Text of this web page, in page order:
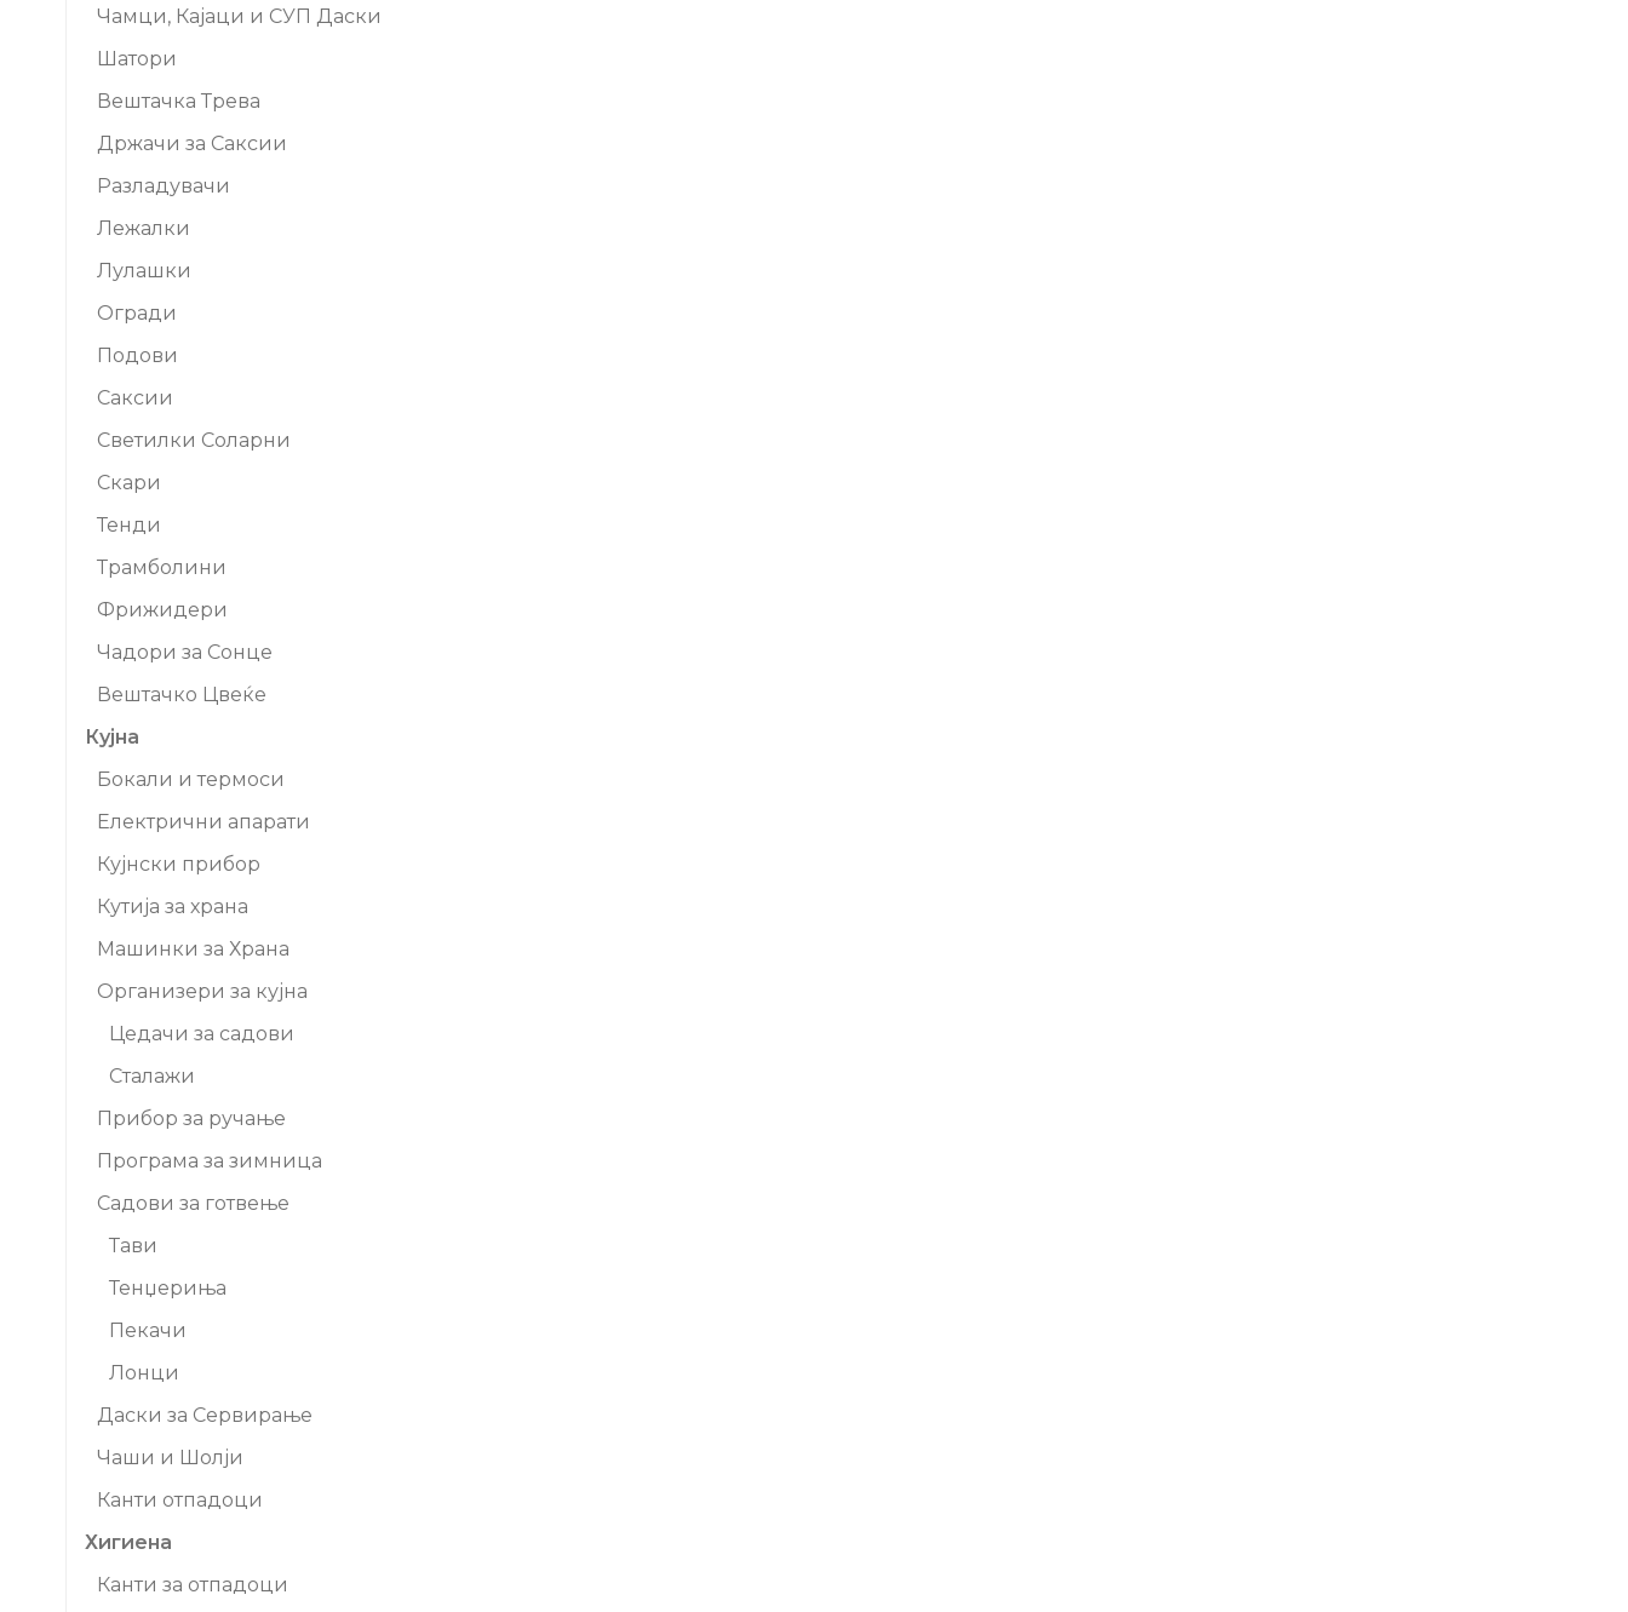
Чамци, Кајаци и СУП Даски
Шатори
Вештачка Трева
Држачи за Саксии
Разладувачи
Лежалки
Лулашки
Огради
Подови
Саксии
Светилки Соларни
Скари
Тенди
Трамболини
Фрижидери
Чадори за Сонце
Вештачко Цвеќе
Кујна
Бокали и термоси
Електрични апарати
Кујнски прибор
Кутија за храна
Машинки за Храна
Организери за кујна
Цедачи за садови
Сталажи
Прибор за ручање
Програма за зимница
Садови за готвење
Тави
Тенџериња
Пекачи
Лонци
Даски за Сервирање
Чаши и Шолји
Канти отпадоци
Хигиена
Канти за отпадоци